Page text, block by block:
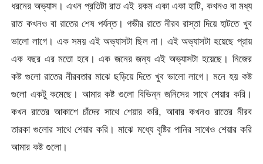
ধরনের অভ্যাস। এখন প্রতিটা রাত এই রকম একা একা হাটি, কখনও বা মধ্য
রাত কখনও বা রাতের শেষ পর্যন্ত। গভীর রাতে নীরব রাস্তা দিয়ে হাটতে খুব
ভালো লাগে। এক সময় এই অভ্যাসটা ছিল না। এই অভ্যাসটা হয়েছে প্রায়
এক বছর এর মতো হবে। এক জনের জন্য এই অভ্যাসটা হয়েছে। নিজের
কষ্ট গুলো রাতের নীরবতার মাঝে ছড়িয়ে দিতে খুব ভালো লাগে। মনে হয় কষ্ট
গুলো একটু কমেছে। আমার কষ্ট গুলো বিভিন্ন জনিসের সাথে শেয়ার করি।
কখন রাতের আকাশে চাঁদের সাথে শেয়ার করি, আবার কখনও রাতের নীরব
তারকা গুলোর সাথে শেয়ার করি। মাঝে মধ্যে বৃষ্টির পানির সাথেও শেয়ার করি
আমার কষ্ট গুলো।